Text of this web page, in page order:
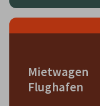
Mietwagen
Flughafen